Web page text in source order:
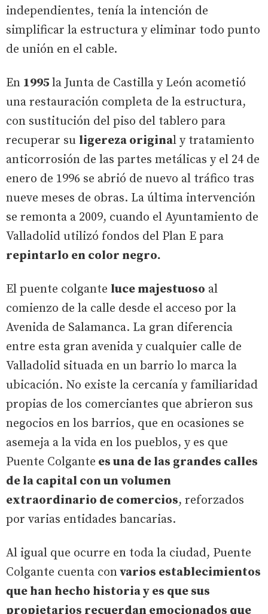
independientes, tenía la intención de
simplificar la estructura y eliminar todo punto
de unión en el cable.
En 1995 la Junta de Castilla y León acometió
una restauración completa de la estructura,
con sustitución del piso del tablero para
recuperar su ligereza original y tratamiento
anticorrosión de las partes metálicas y el 24 de
enero de 1996 se abrió de nuevo al tráfico tras
nueve meses de obras. La última intervención
se remonta a 2009, cuando el Ayuntamiento de
Valladolid utilizó fondos del Plan E para
repintarlo en color negro.
El puente colgante luce majestuoso al
comienzo de la calle desde el acceso por la
Avenida de Salamanca. La gran diferencia
entre esta gran avenida y cualquier calle de
Valladolid situada en un barrio lo marca la
ubicación. No existe la cercanía y familiaridad
propias de los comerciantes que abrieron sus
negocios en los barrios, que en ocasiones se
asemeja a la vida en los pueblos, y es que
Puente Colgante es una de las grandes calles
de la capital con un volumen
extraordinario de comercios, reforzados
por varias entidades bancarias.
Al igual que ocurre en toda la ciudad, Puente
Colgante cuenta convarios establecimientos
que han hecho historia y es que sus
propietarios recuerdan emocionados que